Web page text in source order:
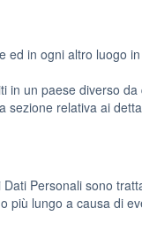
in ogni altro luogo
in un paese diverso
sezione relativa ai
Personali sono
lungo a causa di